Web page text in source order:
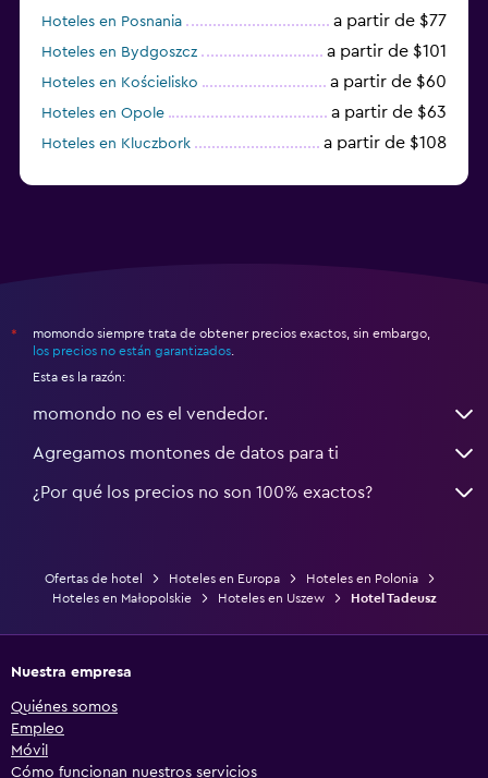
Hoteles en Posnania a partir de $77
Hoteles en Bydgoszcz a partir de $101
Hoteles en Kościelisko a partir de $60
Hoteles en Opole a partir de $63
Hoteles en Kluczbork a partir de $108
*
momondo siempre trata de obtener precios exactos, sin embargo,
los precios no están garantizados
Esta es la razón:
momondo no es el vendedor.
Agregamos montones de datos para ti
¿Por qué los precios no son 100% exactos?
Ofertas de hotel Hoteles en Europa
Hoteles en Polonia
Hoteles en Małopolskie
Hoteles en Uszew Hotel Tadeusz
Nuestra empresa
Quiénes somos
Empleo
Móvil
Cómo funcionan nuestros servicios